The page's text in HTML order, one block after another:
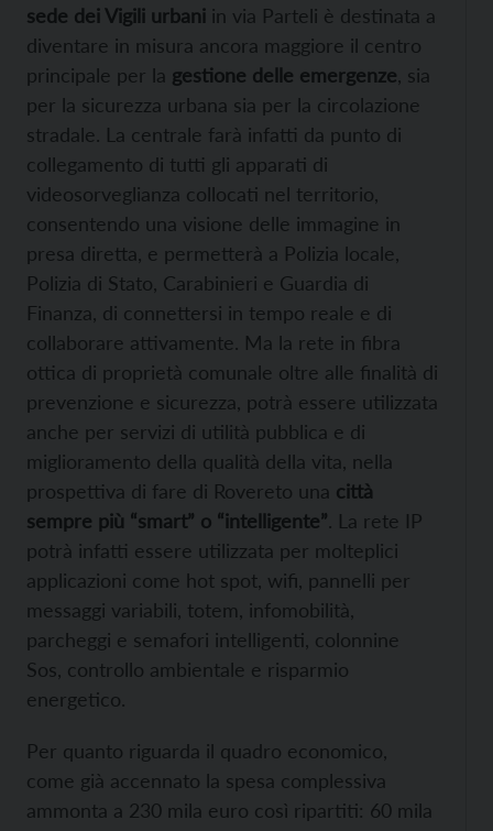
sede dei Vigili urbani in via Parteli è destinata a
diventare in misura ancora maggiore il centro
principale per la gestione delle emergenze , sia
per la sicurezza urbana sia per la circolazione
stradale. La centrale farà infatti da punto di
collegamento di tutti gli apparati di
videosorveglianza collocati nel territorio,
consentendo una visione delle immagine in
presa diretta, e permetterà a Polizia locale,
Polizia di Stato, Carabinieri e Guardia di
Finanza, di connettersi in tempo reale e di
collaborare attivamente. Ma la rete in fibra
ottica di proprietà comunale oltre alle finalità di
prevenzione e sicurezza, potrà essere utilizzata
anche per servizi di utilità pubblica e di
miglioramento della qualità della vita, nella
prospettiva di fare di Rovereto una città
sempre più “smart” o “intelligente”. La rete IP
potrà infatti essere utilizzata per molteplici
applicazioni come hot spot, wifi, pannelli per
messaggi variabili, totem, infomobilità,
parcheggi e semafori intelligenti, colonnine
Sos, controllo ambientale e risparmio
energetico.
Per quanto riguarda il quadro economico,
come già accennato la spesa complessiva
ammonta a 230 mila euro così ripartiti: 60 mila